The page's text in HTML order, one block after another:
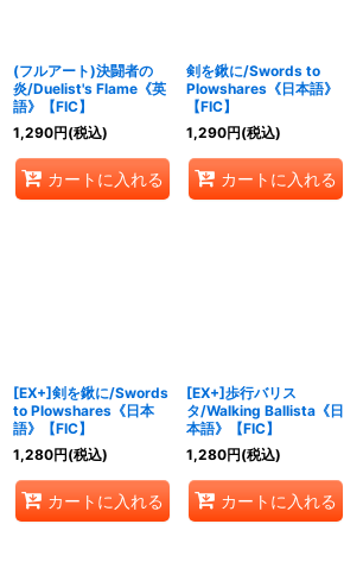
(フルアート)決闘者の
炎/Duelist's Flame《英
語》【FIC】
1,290円(税込)
カートに入れる
剣を鍬に/Swords to
Plowshares《日本語》
【FIC】
1,290円(税込)
カートに入れる
[EX+]剣を鍬に/Swords
to Plowshares《日本
語》【FIC】
1,280円(税込)
カートに入れる
[EX+]歩行バリス
タ/Walking Ballista《日
本語》【FIC】
1,280円(税込)
カートに入れる